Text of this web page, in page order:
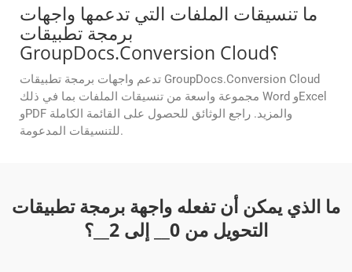
ما تنسيقات الملفات التي تدعمها واجهات
برمجة تطبيقات
GroupDocs.Conversion Cloud؟
تدعم واجهات برمجة تطبيقات GroupDocs.Conversion Cloud
مجموعة واسعة من تنسيقات الملفات بما في ذلك Word وExcel
وPDF والمزيد. راجع الوثائق للحصول على القائمة الكاملة
للتنسيقات المدعومة.
ما الذي يمكن أن تفعله واجهة برمجة تطبيقات
التحويل من 0 __ إلى 2 __؟